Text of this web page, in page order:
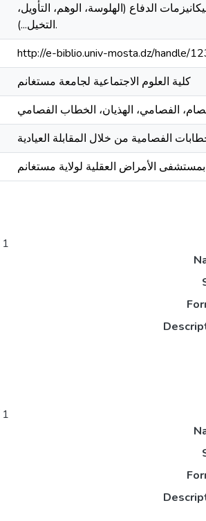
الدفاع (الهلوسة، الوهم، التأويل،
التخيل...).
http://e-biblio.univ-mosta.dz/handle/
كلية العلوم الاجتماعية لجامعة مستغانم
بمستشفى الأمراض العقلية لولاية مستغانم